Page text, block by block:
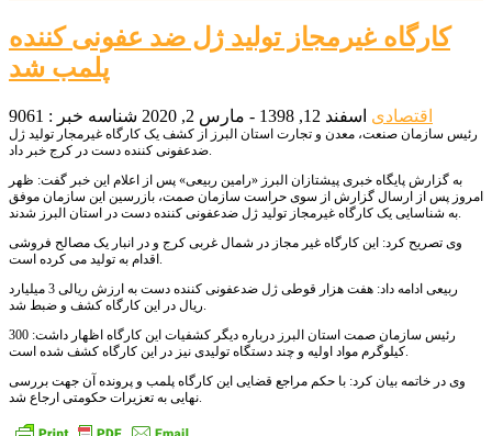
کارگاه غیرمجاز تولید ژل ضد عفونی کننده
پلمب شد
اقتصادی اسفند 12, 1398 - مارس 2, 2020 شناسه خبر : 9061
رئیس سازمان صنعت، معدن و تجارت استان البرز از کشف یک کارگاه غیرمجار تولید ژل
ضدعفونی کننده دست در کرج خبر داد.
به گزارش پایگاه خبری پیشتازان البرز «رامین ربیعی» پس از اعلام این خبر گفت: ظهر
امروز پس از ارسال گزارش از سوی حراست سازمان صمت، بازرسین این سازمان موفق
به شناسایی یک کارگاه غیرمجاز تولید ژل ضدعفونی کننده دست در استان البرز شدند.
وی تصریح کرد: این کارگاه غیر مجاز در شمال غربی کرج و در انبار یک مصالح فروشی
اقدام به تولید می کرده است.
ربیعی ادامه داد: هفت هزار قوطی ژل ضدعفونی کننده دست به ارزش ریالی 3 میلیارد
ریال در این کارگاه کشف و ضبط شد.
رئیس سازمان صمت استان البرز درباره دیگر کشفیات این کارگاه اظهار داشت: 300
کیلوگرم مواد اولیه و چند دستگاه تولیدی نیز در این کارگاه کشف شده است.
وی در خاتمه بیان کرد: با حکم مراجع قضایی این کارگاه پلمب و پرونده آن جهت بررسی
نهایی به تعزیرات حکومتی ارجاع شد.